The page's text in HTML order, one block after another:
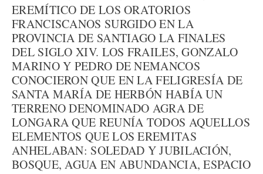
EREMÍTICO DE LOS ORATORIOS
FRANCISCANOS SURGIDO EN LA
PROVINCIA DE SANTIAGO LA FINALES
DEL SIGLO XIV. LOS FRAILES, GONZALO
MARINO Y PEDRO DE NEMANCOS
CONOCIERON QUE EN LA FELIGRESÍA DE
SANTA MARÍA DE HERBÓN HABÍA UN
TERRENO DENOMINADO AGRA DE
LONGARA QUE REUNÍA TODOS AQUELLOS
ELEMENTOS QUE LOS EREMITAS
ANHELABAN: SOLEDAD Y JUBILACIÓN,
BOSQUE, AGUA EN ABUNDANCIA, ESPACIO